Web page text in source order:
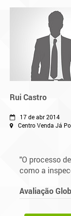
Rui Castro
17 de abr 2014
Centro Venda Já
"O processo
como a
Avaliação